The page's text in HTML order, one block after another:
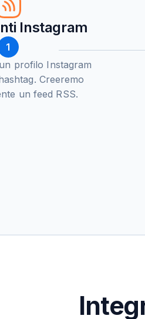
Instagram
1
profilo Instagram
Creeremo
un feed RSS.